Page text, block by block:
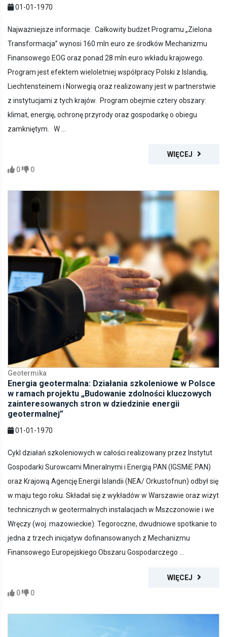
01-01-1970
Najważniejsze informacje: Całkowity budżet Programu „Zielona
Transformacja” wynosi 160 mln euro ze środków Mechanizmu
Finansowego EOG oraz ponad 28 mln euro wkładu krajowego.
Program jest efektem wieloletniej współpracy Polski z Islandią,
Liechtensteinem i Norwegią oraz realizowany jest w partnerstwie
z instytucjami z tych krajów. Program obejmie cztery obszary:
klimat, energię, ochronę przyrody oraz gospodarkę o obiegu
zamkniętym. W ...
WIĘCEJ
0
0
Geotermika
Energia geotermalna: Działania szkoleniowe w Polsce
w ramach projektu „Budowanie zdolności kluczowych
zainteresowanych stron w dziedzinie energii
geotermalnej”
01-01-1970
Cykl działań szkoleniowych w całości realizowany przez Instytut
Gospodarki Surowcami Mineralnymi i Energią PAN (IGSMiE PAN)
oraz Krajową Agencję Energii Islandii (NEA/ Orkustofnun) odbył się
w maju tego roku. Składał się z wykładów w Warszawie oraz wizyt
technicznych w geotermalnych instalacjach w Mszczonowie i we
Wręczy (woj. mazowieckie). Tegoroczne, dwudniowe spotkanie to
jedna z trzech inicjatyw dofinansowanych z Mechanizmu
Finansowego Europejskiego Obszaru Gospodarczego ...
WIĘCEJ
0
0